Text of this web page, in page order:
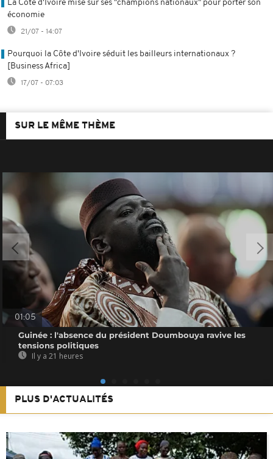
La Côte d'Ivoire mise sur ses "champions nationaux" pour porter son
économie
21/07 - 14:07
Pourquoi la Côte d'Ivoire séduit les bailleurs internationaux ?
[Business Africa]
17/07 - 07:03
SUR LE MÊME THÈME
01:05
Guinée : l'absence du président Doumbouya ravive les
tensions politiques
Il y a 21 heures
PLUS D'ACTUALITÉS